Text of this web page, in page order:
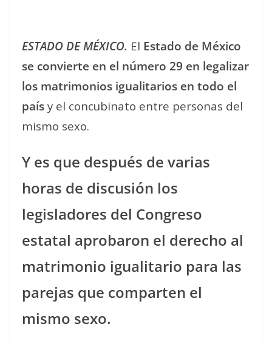
ESTADO DE MÉXICO. El Estado de México
se convierte en el número 29 en legalizar
los matrimonios igualitarios en todo el
país y el concubinato entre personas del
mismo sexo.
Y es que después de varias
horas de discusión los
legisladores del Congreso
estatal aprobaron el derecho al
matrimonio igualitario para las
parejas que comparten el
mismo sexo.